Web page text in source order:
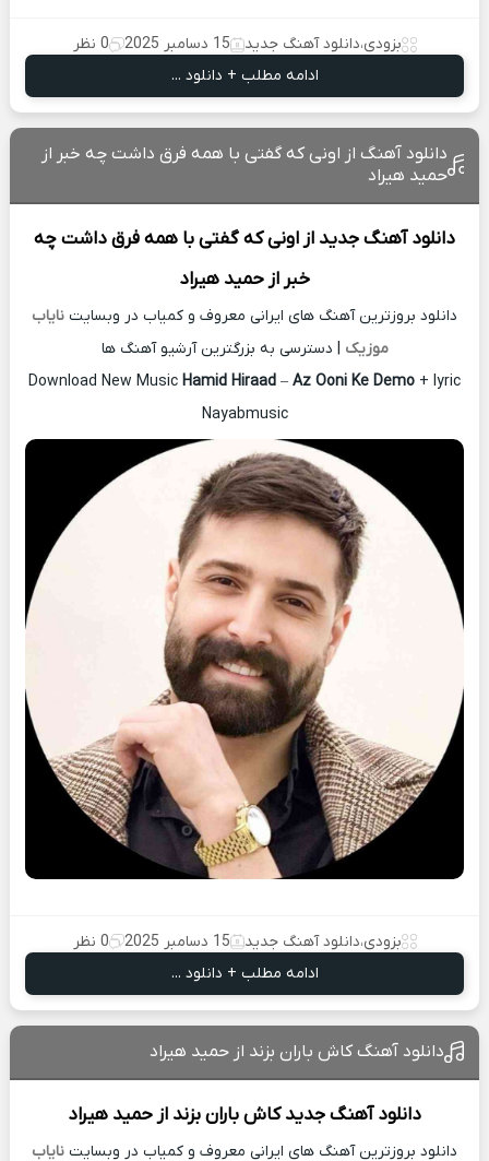
بزودی،دانلود آهنگ جدید 15 دسامبر 2025
0 نظر
ادامه مطلب + دانلود ...
دانلود آهنگ از اونی که گفتی با همه فرق داشت چه خبر از
حمید هیراد
دانلود آهنگ جدید از اونی که گفتی با همه فرق داشت چه
خبر ازحمید هیراد
دانلود بروزترین آهنگ های ایرانی معروف و کمیاب در وبسایت نایاب
موزیک | دسترسی به بزرگترین آرشیو آهنگ ها
Download New Music Hamid Hiraad – Az Ooni Ke Demo + lyric
Nayabmusic
بزودی،دانلود آهنگ جدید 15 دسامبر 2025
0 نظر
ادامه مطلب + دانلود ...
دانلود آهنگ کاش باران بزند از حمید هیراد
دانلود آهنگ جدیدکاش باران بزند ازحمید هیراد
دانلود بروزترین آهنگ های ایرانی معروف و کمیاب در وبسایت نایاب